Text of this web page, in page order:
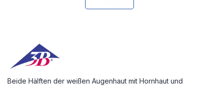
Beide Hälften der weißen Augenhaut mit Hornhaut und